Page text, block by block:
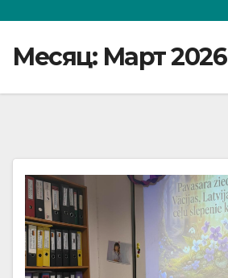
Месяц: Март 2026